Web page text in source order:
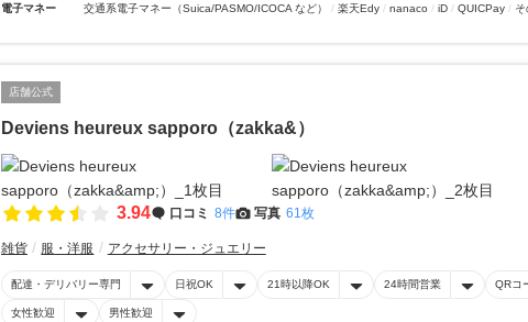
電子マネー 交通系電子マネー（Suica/PASMO/ICOCA など） 楽天Edy nanaco iD QUICPay
店舗公式
Deviens heureux sapporo（zakka&）
3.94 口コミ 8件 写真 61枚
雑貨 服・洋服 アクセサリー・ジュエリー
配達・デリバリー専門 日祝OK 21時以降OK 24時間営業 QRコ
女性歓迎 男性歓迎